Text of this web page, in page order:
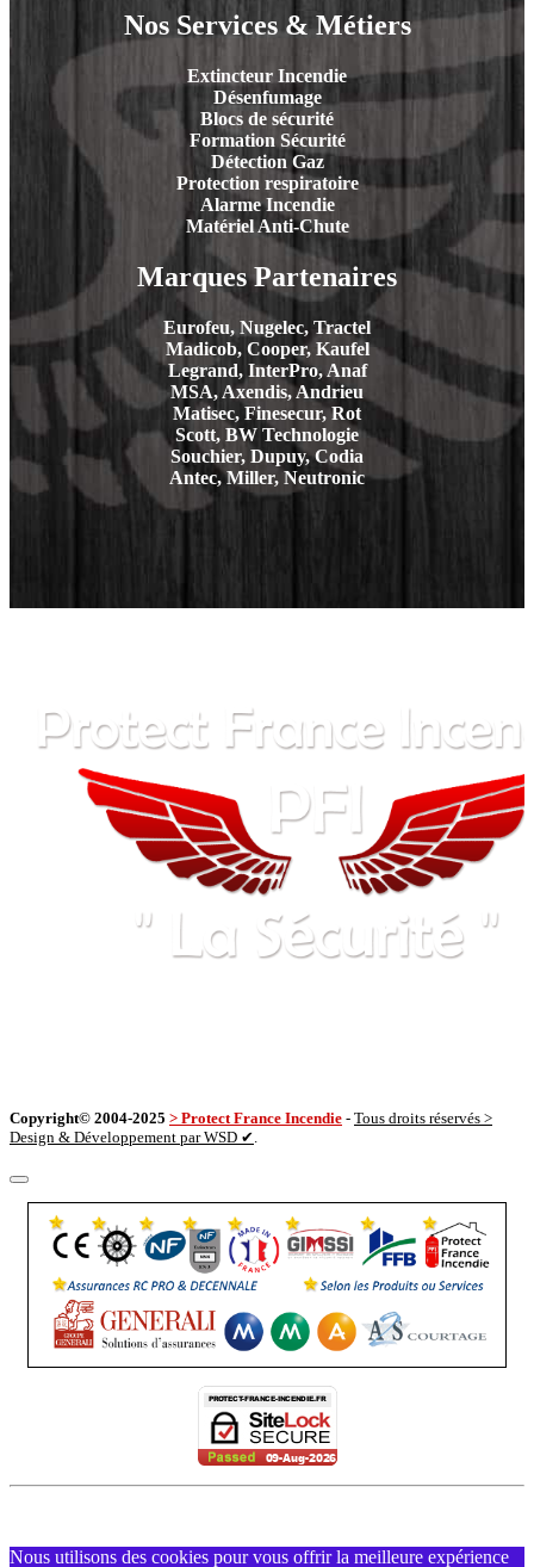
Nos Services & Métiers
Extincteur Incendie
Désenfumage
Blocs de sécurité
Formation Sécurité
Détection Gaz
Protection respiratoire
Alarme Incendie
Matériel Anti-Chute
Marques Partenaires
Eurofeu, Nugelec, Tractel
Madicob, Cooper, Kaufel
Legrand, InterPro, Anaf
MSA, Axendis, Andrieu
Matisec, Finesecur, Rot
Scott, BW Technologie
Souchier, Dupuy, Codia
Antec, Miller, Neutronic
Copyright© 2004-2025 > Protect France Incendie - Tous droits réservés >
Design & Développement par WSD ✔.
Nous utilisons des cookies pour vous offrir la meilleure expérience